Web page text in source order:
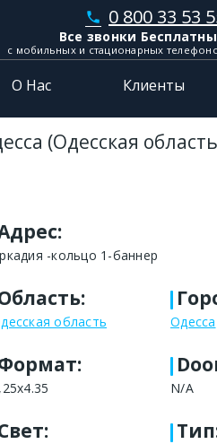
phone 0 800 33 53
Все звонки
с мобильных и стационарных
О Нас Клиенты
(Одесская
:
-кольцо 1-баннер
:
область Одесса
:
N/A
: Тип